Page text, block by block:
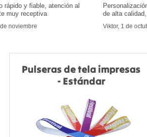
rápido y fiable, atención al
muy receptiva
noviembre
de alta
Viktor, 1 de
Pulseras de tela impresas
- Estándar